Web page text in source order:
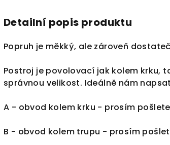
Detailní popis produktu
Popruh je měkký, ale zároveň
Postroj je povolovací jak kolem krku,
správnou velikost. Ideálně nám
A - obvod kolem krku - prosím
B - obvod kolem trupu - prosím